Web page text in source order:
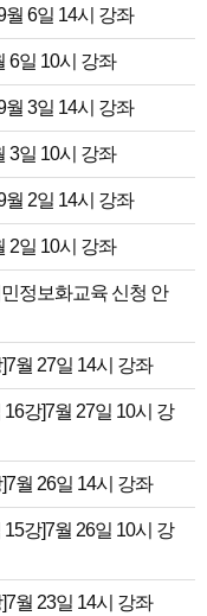
6일 14시 강좌
6일 10시 강좌
3일 14시 강좌
3일 10시 강좌
2일 14시 강좌
2일 10시 강좌
정보화교육 신청 안
월 27일 14시 강좌
강]7월 27일 10시 강
월 26일 14시 강좌
강]7월 26일 10시 강
월 23일 14시 강좌